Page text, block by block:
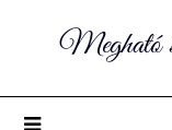
Megható